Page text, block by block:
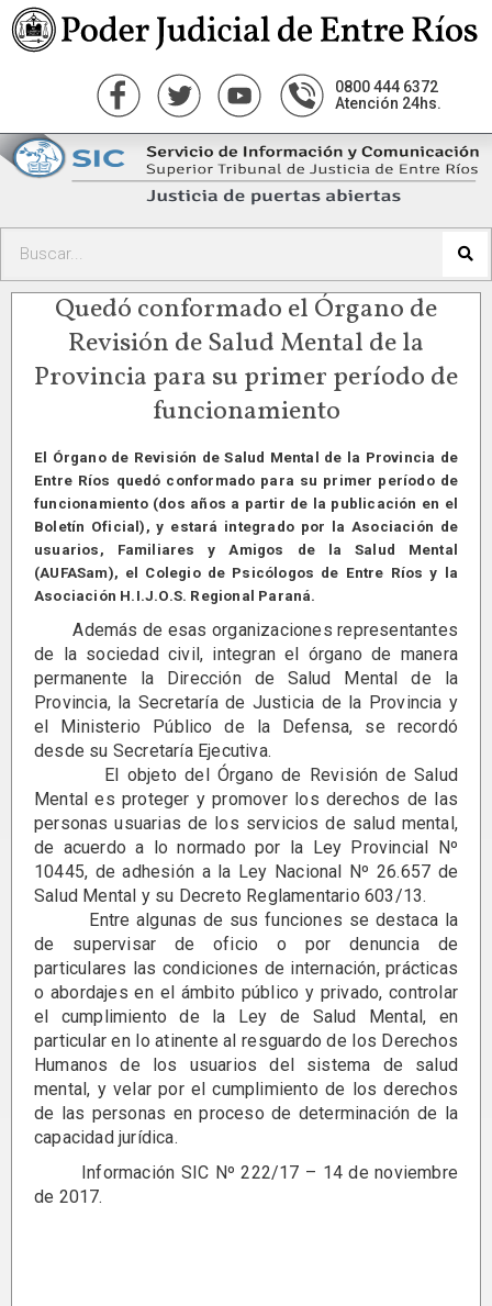
0800 444 6372
Atención 24hs.
Quedó conformado el Órgano de
Revisión de Salud Mental de la
Provincia para su primer período de
funcionamiento
El Órgano de Revisión de Salud Mental de la Provincia de
Entre Ríos quedó conformado para su primer período de
funcionamiento (dos años a partir de la publicación en el
Boletín Oficial), y estará integrado por la Asociación de
usuarios, Familiares y Amigos de la Salud Mental
(AUFASam), el Colegio de Psicólogos de Entre Ríos y la
Asociación H.I.J.O.S. Regional Paraná.
Además de esas organizaciones representantes
de la sociedad civil, integran el órgano de manera
permanente la Dirección de Salud Mental de la
Provincia, la Secretaría de Justicia de la Provincia y
el Ministerio Público de la Defensa, se recordó
desde su Secretaría Ejecutiva.
El objeto del Órgano de Revisión de Salud
Mental es proteger y promover los derechos de las
personas usuarias de los servicios de salud mental,
de acuerdo a lo normado por la Ley Provincial Nº
10445, de adhesión a la Ley Nacional Nº 26.657 de
Salud Mental y su Decreto Reglamentario 603/13.
Entre algunas de sus funciones se destaca la
de supervisar de oficio o por denuncia de
particulares las condiciones de internación, prácticas
o abordajes en el ámbito público y privado, controlar
el cumplimiento de la Ley de Salud Mental, en
particular en lo atinente al resguardo de los Derechos
Humanos de los usuarios del sistema de salud
mental, y velar por el cumplimiento de los derechos
de las personas en proceso de determinación de la
capacidad jurídica.
Información SIC Nº 222/17 – 14 de noviembre
de 2017.